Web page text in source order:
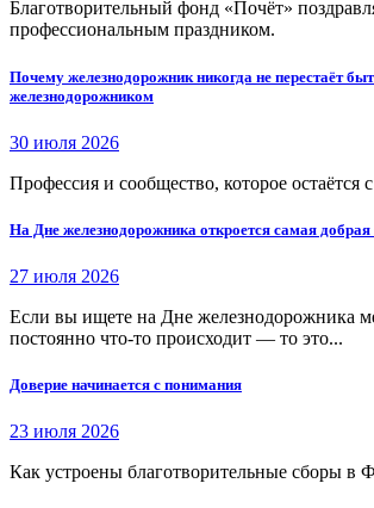
Благотворительный фонд «Почёт»
профессиональным праздником.
Почему железнодорожник никогда не перестаёт
железнодорожником
30 июля 2026
Профессия и сообщество, которое остаётся
На Дне железнодорожника откроется самая добрая
27 июля 2026
Если вы ищете на Дне железнодорожника
постоянно что-то происходит — то это...
Доверие начинается с понимания
23 июля 2026
Как устроены благотворительные сборы в